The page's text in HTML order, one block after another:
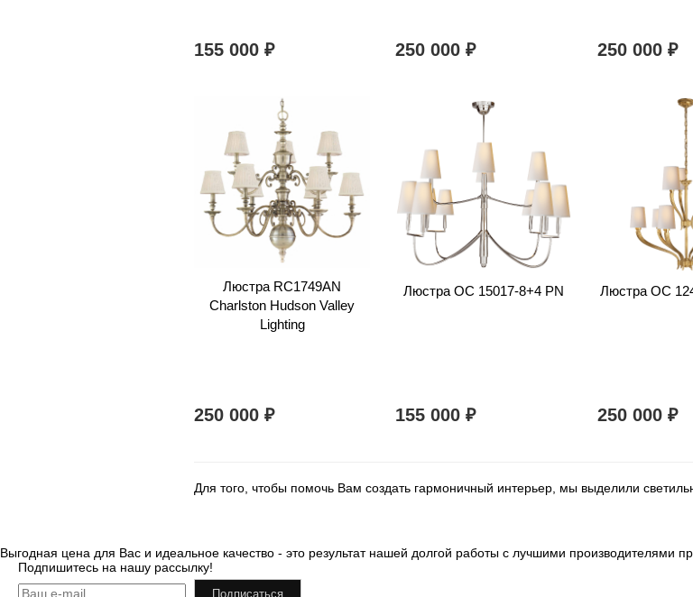
155 000 ₽ 250 000₽ 250 000 ₽
Люстра RC1749AN
Charlston Hudson Valley
Lighting
250 000 ₽
Люстра OC 15017-8+4 PN
155 000₽
Люстра OC
250 000 ₽
Для того, чтобы помочь Вам создать гармоничный интерьер, мы выделили
Выгодная цена для Вас и идеальное качество - это результат нашей долгой работы с лучшими производителями
Подпишитесь на нашу рассылку!
Подписаться